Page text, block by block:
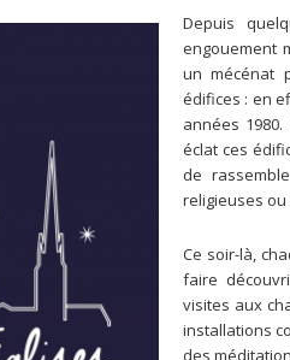
Depuis
engouement
un mécénat
édifices : en
années 1980.
éclat ces
de
religieuses
Ce soir-là,
faire
visites aux
installations
des